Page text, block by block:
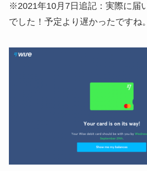
※2021年10月7日追記：実際に届
でした！予定より遅かったですね。